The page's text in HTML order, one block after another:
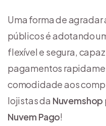
Uma forma de
públicos é adotando
flexível e segura,
pagamentos
comodidade aos
lojistas da Nuvemshop
Nuvem Pago!